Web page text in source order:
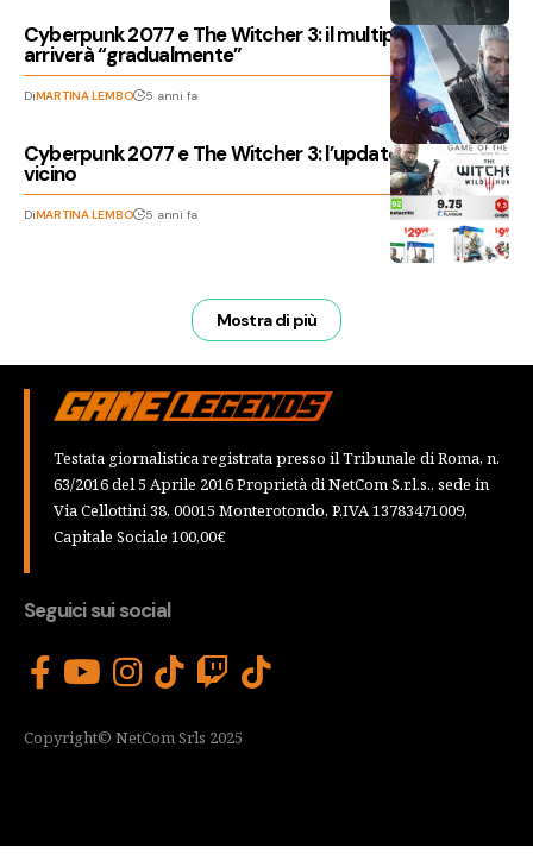
Cyberpunk 2077 e The Witcher 3: il multiplayer
arriverà “gradualmente”
DiMARTINA LEMBO 5 anni fa
Cyberpunk 2077 e The Witcher 3: l’update next-gen è
vicino
DiMARTINA LEMBO 5 anni fa
Mostra di più
Testata giornalistica registrata presso il Tribunale di Roma, n.
63/2016 del 5 Aprile 2016 Proprietà di NetCom S.r.l.s., sede in
Via Cellottini 38, 00015 Monterotondo, P.IVA 13783471009,
Capitale Sociale 100,00€
Seguici sui social
Copyright© NetCom Srls 2025